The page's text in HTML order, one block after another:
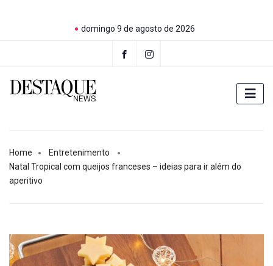
domingo 9 de agosto de 2026
Home
Entretenimento
Natal Tropical com queijos franceses – ideias para ir além do
aperitivo